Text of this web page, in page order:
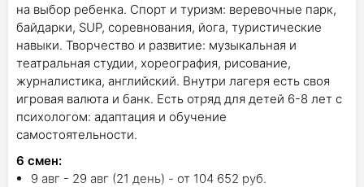
на выбор ребенка. Спорт и туризм: веревочные парк,
байдарки, SUP, соревнования, йога, туристические
навыки. Творчество и развитие: музыкальная и
театральная студии, хореография, рисование,
журналистика, английский. Внутри лагеря есть своя
игровая валюта и банк. Есть отряд для детей 6-8 лет с
психологом: адаптация и обучение
самостоятельности.
6 смен:
9 авг - 29 авг (21 день) - от 104 652 руб.